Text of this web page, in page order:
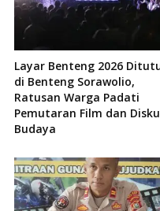
Layar Benteng 2026
di Benteng Sorawolio,
Ratusan Warga Padati
Pemutaran Film dan
Budaya